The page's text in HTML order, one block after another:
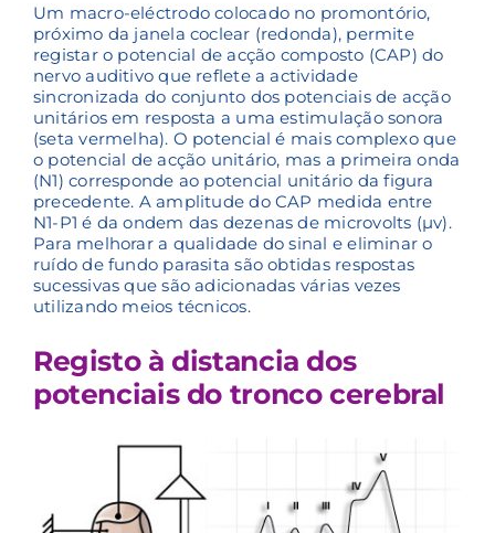
Um macro-eléctrodo colocado no promontório,
próximo da janela coclear (redonda), permite
registar o potencial de acção composto (CAP) do
nervo auditivo que reflete a actividade
sincronizada do conjunto dos potenciais de acção
unitários em resposta a uma estimulação sonora
(seta vermelha). O potencial é mais complexo que
o potencial de acção unitário, mas a primeira onda
(N1) corresponde ao potencial unitário da figura
precedente. A amplitude do CAP medida entre
N1-P1 é da ondem das dezenas de microvolts (µv).
Para melhorar a qualidade do sinal e eliminar o
ruído de fundo parasita são obtidas respostas
sucessivas que são adicionadas várias vezes
utilizando meios técnicos.
Registo à distancia dos
potenciais do tronco cerebral